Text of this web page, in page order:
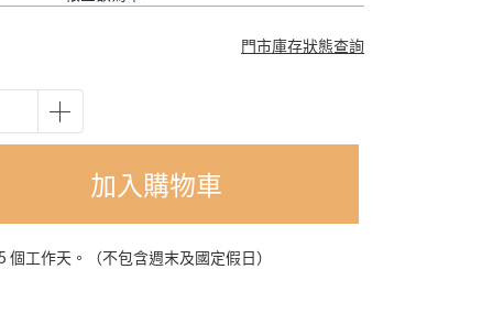
門市庫存狀態查詢
加入購物車
工作天。（不包含週末及國定假日）